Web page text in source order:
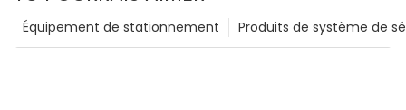
Produits de système de
Équipement de stationnement